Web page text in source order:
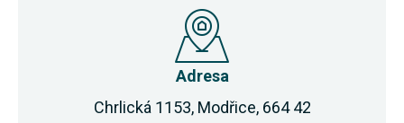
Adresa
Chrlická 1153, Modřice, 664 42